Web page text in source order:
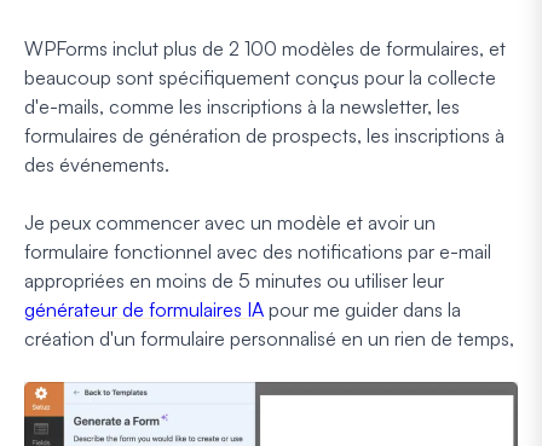
WPForms inclut plus de 2 100 modèles de formulaires, et
beaucoup sont spécifiquement conçus pour la collecte
d'e-mails, comme les inscriptions à la newsletter, les
formulaires de génération de prospects, les inscriptions à
des événements.
Je peux commencer avec un modèle et avoir un
formulaire fonctionnel avec des notifications par e-mail
appropriées en moins de 5 minutes ou utiliser leur
générateur de formulaires IA pour me guider dans la
création d'un formulaire personnalisé en un rien de temps,